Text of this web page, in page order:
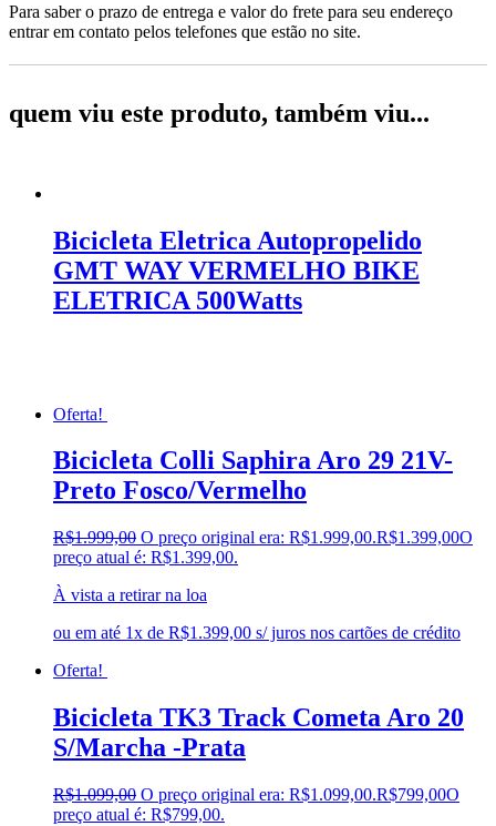
Para saber o prazo de entrega e valor do frete para seu endereço
entrar em contato pelos telefones que estão no site.
quem viu este produto, também viu...
Bicicleta Eletrica Autopropelido
GMT WAY VERMELHO BIKE
ELETRICA 500Watts
Oferta!
Bicicleta Colli Saphira Aro 29 21V-
Preto Fosco/Vermelho
R$1.999,00 O preço original era: R$1.999,00.R$1.399,00O
preço atual é: R$1.399,00.
À vista a retirar na loa
ou em até 1x de R$1.399,00 s/ juros nos cartões de crédito
Oferta!
Bicicleta TK3 Track Cometa Aro 20
S/Marcha -Prata
R$1.099,00 O preço original era: R$1.099,00.R$799,00O
preço atual é: R$799,00.